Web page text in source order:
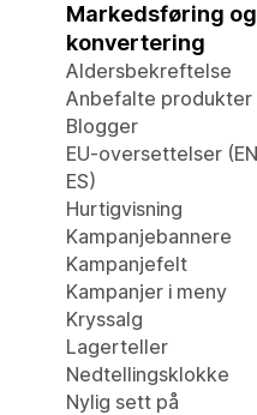
Markedsføring og
konvertering
Aldersbekreftelse
Anbefalte produkter
Blogger
EU-oversettelser
ES)
Hurtigvisning
Kampanjebannere
Kampanjefelt
Kampanjer i meny
Kryssalg
Lagerteller
Nedtellingsklokke
Nylig sett på